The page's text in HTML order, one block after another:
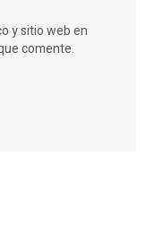
y sitio web en
comente.